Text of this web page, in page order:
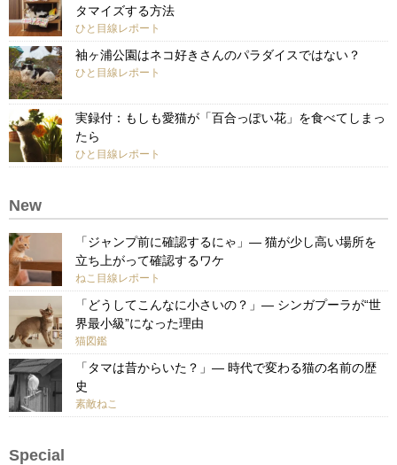
タマイズする方法
ひと目線レポート
袖ヶ浦公園はネコ好きさんのパラダイスではない？
ひと目線レポート
実録付：もしも愛猫が「百合っぽい花」を食べてしまっ
たら
ひと目線レポート
New
「ジャンプ前に確認するにゃ」— 猫が少し高い場所を
立ち上がって確認するワケ
ねこ目線レポート
「どうしてこんなに小さいの？」— シンガプーラが“世
界最小級”になった理由
猫図鑑
「タマは昔からいた？」— 時代で変わる猫の名前の歴
史
素敵ねこ
Special